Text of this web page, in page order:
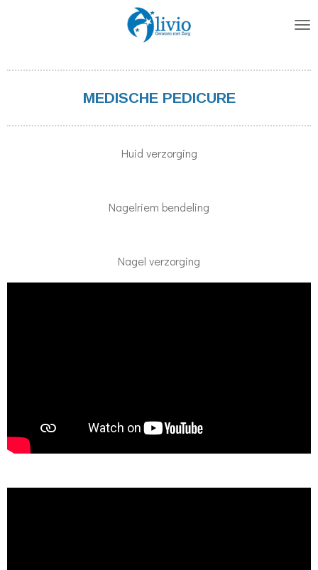
MEDISCHE PEDICURE
Huid verzorging
Nagelriem bendeling
Nagel verzorging